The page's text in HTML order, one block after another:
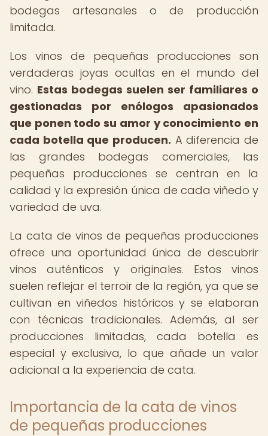
bodegas artesanales o de producción
limitada.
Los vinos de pequeñas producciones son
verdaderas joyas ocultas en el mundo del
vino. Estas bodegas suelen ser familiares o
gestionadas por enólogos apasionados
que ponen todo su amor y conocimiento en
cada botella que producen. A diferencia de
las grandes bodegas comerciales, las
pequeñas producciones se centran en la
calidad y la expresión única de cada viñedo y
variedad de uva.
La cata de vinos de pequeñas producciones
ofrece una oportunidad única de descubrir
vinos auténticos y originales. Estos vinos
suelen reflejar el terroir de la región, ya que se
cultivan en viñedos históricos y se elaboran
con técnicas tradicionales. Además, al ser
producciones limitadas, cada botella es
especial y exclusiva, lo que añade un valor
adicional a la experiencia de cata.
Importancia de la cata de vinos
de pequeñas producciones